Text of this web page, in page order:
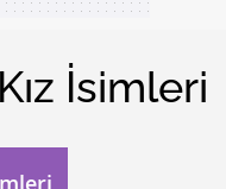
İsimleri